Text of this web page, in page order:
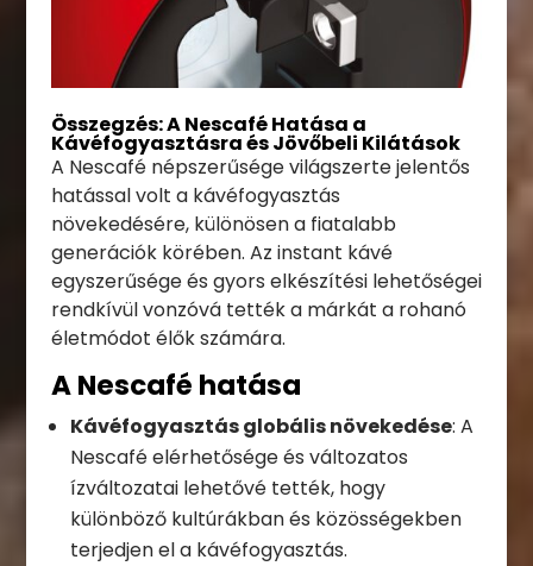
Összegzés: A Nescafé Hatása a
Kávéfogyasztásra és Jövőbeli Kilátások
A Nescafé népszerűsége világszerte jelentős
hatással volt a kávéfogyasztás
növekedésére, különösen a fiatalabb
generációk körében. Az instant kávé
egyszerűsége és gyors elkészítési lehetőségei
rendkívül vonzóvá tették a márkát a rohanó
életmódot élők számára.
A Nescafé hatása
Kávéfogyasztás globális növekedése: A
Nescafé elérhetősége és változatos
ízváltozatai lehetővé tették, hogy
különböző kultúrákban és közösségekben
terjedjen el a kávéfogyasztás.